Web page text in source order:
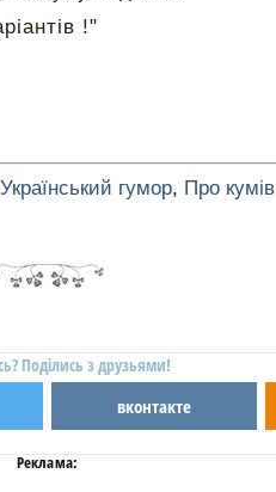
!"
Український гумор, Про кумів
Поділись з друзьями!
вконтакте
Реклама: